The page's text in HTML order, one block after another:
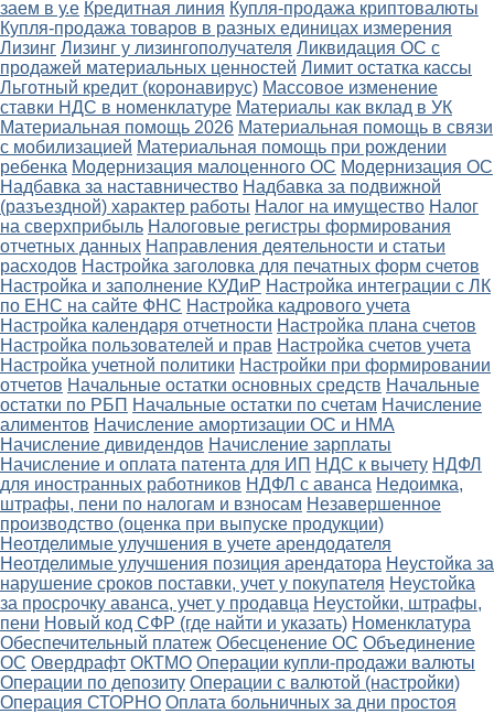
заем в у.е Кредитная линия Купля-продажа криптовалюты
Купля-продажа товаров в разных единицах измерения
Лизинг Лизинг у лизингополучателя Ликвидация ОС с
продажей материальных ценностей Лимит остатка кассы
Льготный кредит (коронавирус) Массовое изменение
ставки НДС в номенклатуре Материалы как вклад в УК
Материальная помощь 2026 Материальная помощь в связи
с мобилизацией Материальная помощь при рождении
ребенка Модернизация малоценного ОС Модернизация ОС
Надбавка за наставничество Надбавка за подвижной
(разъездной) характер работы Налог на имущество Налог
на сверхприбыль Налоговые регистры формирования
отчетных данных Направления деятельности и статьи
расходов Настройка заголовка для печатных форм счетов
Настройка и заполнение КУДиР Настройка интеграции с ЛК
по ЕНС на сайте ФНС Настройка кадрового учета
Настройка календаря отчетности Настройка плана счетов
Настройка пользователей и прав Настройка счетов учета
Настройка учетной политики Настройки при формировании
отчетов Начальные остатки основных средств Начальные
остатки по РБП Начальные остатки по счетам Начисление
алиментов Начисление амортизации ОС и НМА
Начисление дивидендов Начисление зарплаты
Начисление и оплата патента для ИП НДС к вычету НДФЛ
для иностранных работников НДФЛ с аванса Недоимка,
штрафы, пени по налогам и взносам Незавершенное
производство (оценка при выпуске продукции)
Неотделимые улучшения в учете арендодателя
Неотделимые улучшения позиция арендатора Неустойка за
нарушение сроков поставки, учет у покупателя Неустойка
за просрочку аванса, учет у продавца Неустойки, штрафы,
пени Новый код СФР (где найти и указать) Номенклатура
Обеспечительный платеж Обесценение ОС Объединение
ОС Овердрафт ОКТМО Операции купли-продажи валюты
Операции по депозиту Операции с валютой (настройки)
Операция СТОРНО Оплата больничных за дни простоя